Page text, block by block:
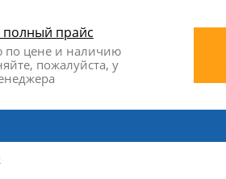
полный прайс
цене и наличию
пожалуйста, у